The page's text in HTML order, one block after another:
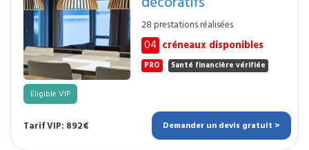
28 prestations réalisées
04 créneaux disponibles
PRO Santé financière vérifiée
Eligible VIP
Tarif VIP: 892€ Demander un devis gratuit >